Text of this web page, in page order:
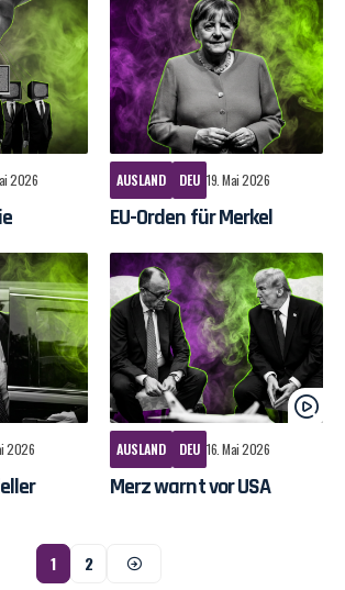
2026 AUSLAND DEU 19. Mai 2026
EU-Orden für Merkel
2026 AUSLAND DEU 16. Mai 2026
Merz warnt vor USA
1 2